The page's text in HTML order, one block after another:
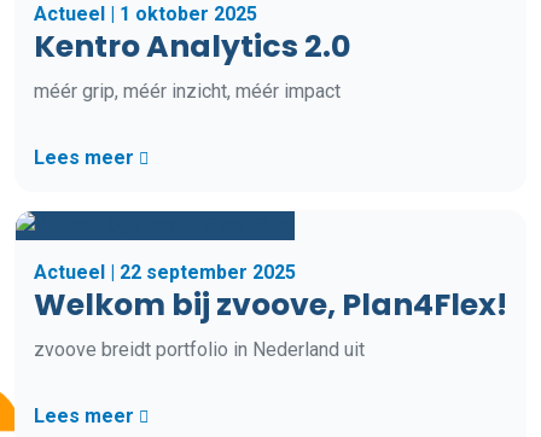
Actueel | 1 oktober 2025
Kentro Analytics 2.0
méér grip, méér inzicht, méér impact
Lees meer
Actueel | 22 september 2025
Welkom bij zvoove, Plan4Flex!
zvoove breidt portfolio in Nederland uit
Lees meer